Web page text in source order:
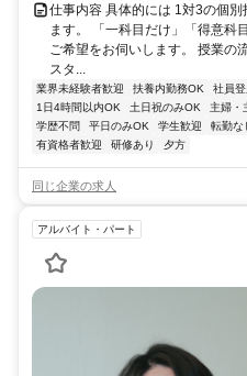
仕事内容 具体的には 1対3の個
ます。 「一科目だけ」「得意科
ご希望をお伺いします。 授業
スタ...
業界未経験者歓迎 扶養内勤務OK 社員登
1日4時間以内OK
土日祝のみOK 主婦・
学歴不問
平日のみOK 学生歓迎 転勤な
有資格者歓迎
研修あり 夕方
同じ企業の求人
アルバイト・パート